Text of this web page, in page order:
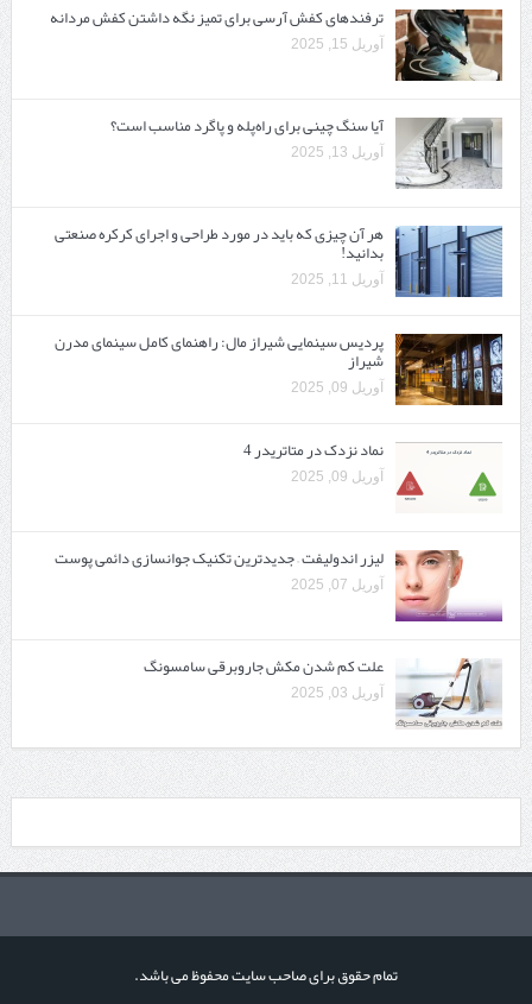
ترفندهای کفش آرسی برای تمیز نگه داشتن کفش مردانه
آوریل 15, 2025
آیا سنگ چینی برای راه‌پله و پاگرد مناسب است؟
آوریل 13, 2025
هر آن چیزی که باید در مورد طراحی و اجرای کرکره صنعتی
بدانید!
آوریل 11, 2025
پردیس سینمایی شیراز مال: راهنمای کامل سینمای مدرن
شیراز
آوریل 09, 2025
نماد نزدک در متاتریدر 4
آوریل 09, 2025
لیزر اندولیفت – جدیدترین تکنیک جوانسازی دائمی پوست
آوریل 07, 2025
علت کم شدن مکش جاروبرقی سامسونگ
آوریل 03, 2025
تمام حقوق برای صاحب سایت محفوظ می باشد.